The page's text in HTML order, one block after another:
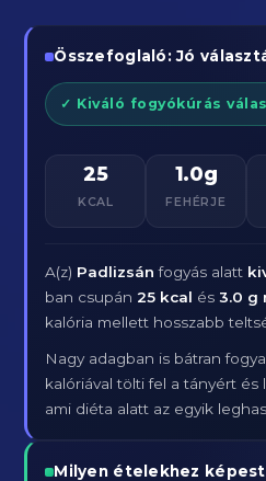
Összefoglaló: Jó
✓ Kiváló fogyókúrás
25
KCAL
1.0g
FEHÉRJE
A(z) Padlizsán fogyás alatt
ban csupán25 kcal és3.0 g
kalória mellett hosszabb
Nagy adagban is bátran
kalóriával tölti fel a tányért és
ami diéta alatt az egyik
Milyen ételekhez